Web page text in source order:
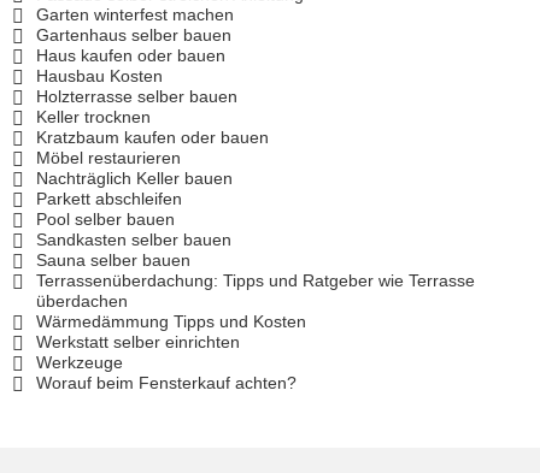
Garten winterfest machen
Gartenhaus selber bauen
Haus kaufen oder bauen
Hausbau Kosten
Holzterrasse selber bauen
Keller trocknen
Kratzbaum kaufen oder bauen
Möbel restaurieren
Nachträglich Keller bauen
Parkett abschleifen
Pool selber bauen
Sandkasten selber bauen
Sauna selber bauen
Terrassenüberdachung: Tipps und Ratgeber wie Terrasse
überdachen
Wärmedämmung Tipps und Kosten
Werkstatt selber einrichten
Werkzeuge
Worauf beim Fensterkauf achten?